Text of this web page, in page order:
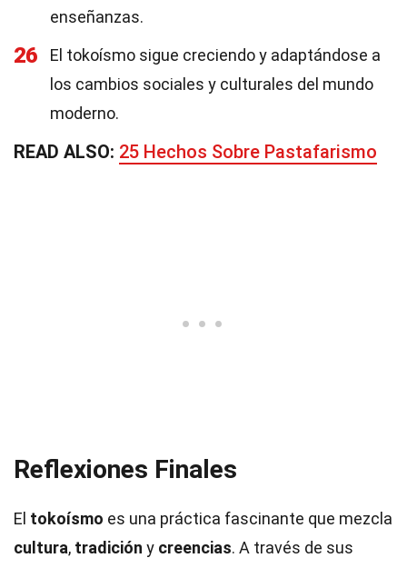
enseñanzas.
26
El tokoísmo sigue creciendo y adaptándose a
los cambios sociales y culturales del mundo
moderno.
READ ALSO: 25 Hechos Sobre Pastafarismo
Reflexiones Finales
El tokoísmo es una práctica fascinante que mezcla
cultura, tradición y creencias. A través de sus